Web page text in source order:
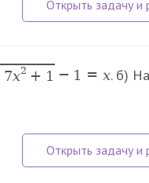
7x2 + 1 − 1 = x. б)